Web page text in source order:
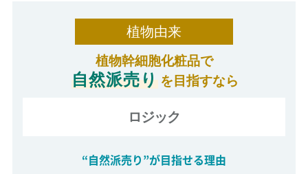
植物由来
植物幹細胞化粧品で
自然派売り を目指すなら
ロジック
“自然派売り”が目指せる理由